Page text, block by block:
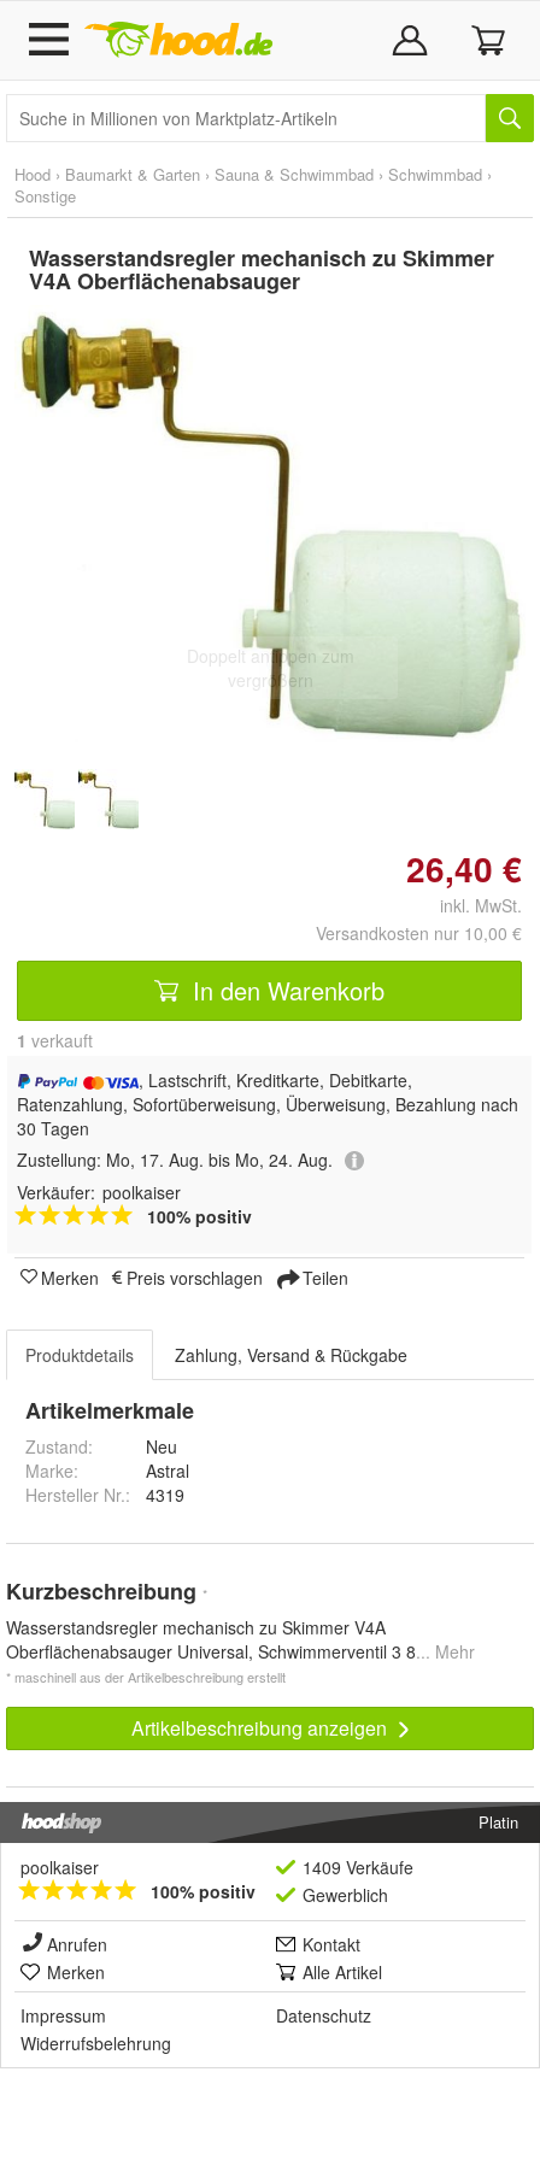
Hood › Baumarkt & Garten › Sauna & Schwimmbad › Schwimmbad ›
Sonstige
Wasserstandsregler mechanisch zu Skimmer
V4A Oberflächenabsauger
Doppelt antippen zum
vergrößern
26,40 €
inkl. MwSt.
Versandkosten nur 10,00 €
In den Warenkorb
1 verkauft
, Lastschrift, Kreditkarte, Debitkarte,
Ratenzahlung, Sofortüberweisung, Überweisung, Bezahlung nach
30 Tagen
Zustellung: Mo, 17. Aug. bis Mo, 24. Aug.
Verkäufer: poolkaiser
100% positiv
Merken Preis vorschlagen Teilen
Produktdetails Zahlung, Versand & Rückgabe
Artikelmerkmale
Zustand:
Neu
Marke:
Astral
Hersteller Nr.:
4319
Kurzbeschreibung *
Wasserstandsregler mechanisch zu Skimmer V4A
Oberflächenabsauger Universal, Schwimmerventil 3 8... Mehr
* maschinell aus der Artikelbeschreibung erstellt
Artikelbeschreibung anzeigen
Platin
poolkaiser
100% positiv
1409 Verkäufe
Gewerblich
Anrufen
Kontakt
Merken
Alle Artikel
Impressum
Datenschutz
Widerrufsbelehrung